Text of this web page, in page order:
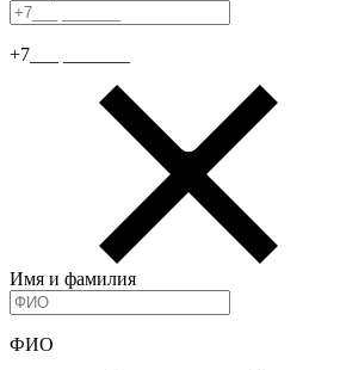
+7___ _______
Имя и фамилия
ФИО